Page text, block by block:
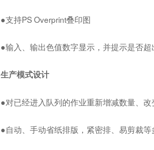
●支持PS Overprint叠印图
●输入、输出色值数字显示，并提示是否
生产模式设计
●对已经进入队列的作业重新增减数量、
●自动、手动省纸排版，紧密排、易剪裁